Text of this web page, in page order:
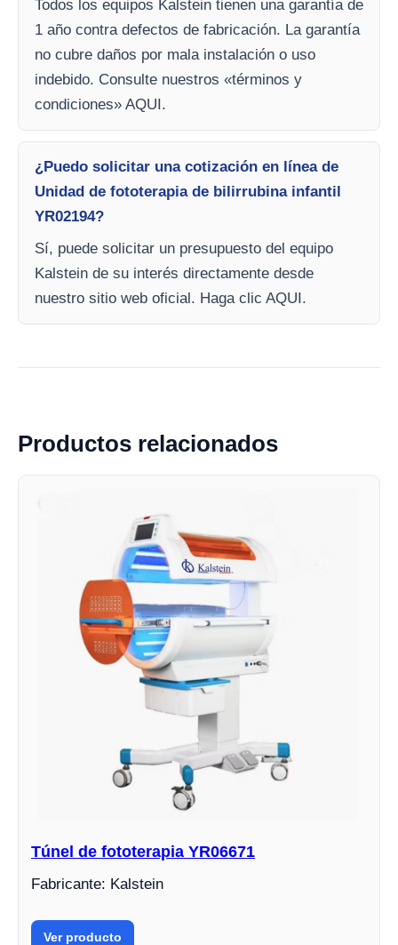
Todos los equipos Kalstein tienen una garantía de
1 año contra defectos de fabricación. La garantía
no cubre daños por mala instalación o uso
indebido. Consulte nuestros «términos y
condiciones» AQUI.
¿Puedo solicitar una cotización en línea de
Unidad de fototerapia de bilirrubina infantil
YR02194?
Sí, puede solicitar un presupuesto del equipo
Kalstein de su interés directamente desde
nuestro sitio web oficial. Haga clic AQUI.
Productos relacionados
Túnel de fototerapia YR06671
Fabricante: Kalstein
Ver producto